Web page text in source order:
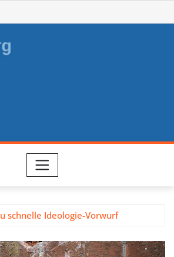
schnelle Ideologie-Vorwurf